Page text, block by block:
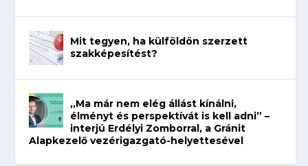
Mit tegyen, ha külföldön szerzett
szakképesítést?
„Ma már nem elég állást kínálni,
élményt és perspektívát is kell adni” –
interjú Erdélyi Zomborral, a Gránit
Alapkezelő vezérigazgató-helyettesével